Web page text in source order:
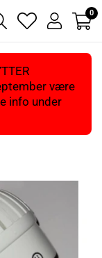
magnifying
glass
heart
light
user
light
0
være
info under